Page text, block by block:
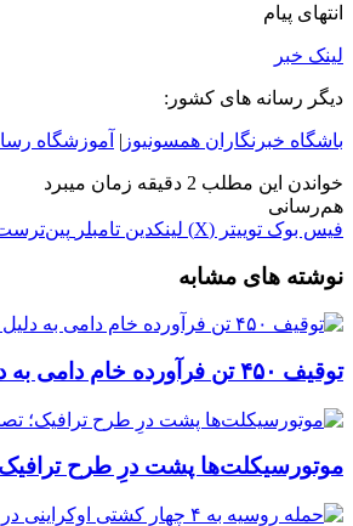
انتهای پیام
لینک خبر
دیگر رسانه های کشور:
باشگاه خبرنگاران همسونیوز | آموزشگاه
خواندن این مطلب 2 دقیقه زمان میبرد
هم‌رسانی
فیس بوک توییتر (X) لینکدین ‫تامبلر
نوشته های مشابه
توقیف ۴۵۰ تن فرآورده خام دامی به دلیل رعایت نکردن ضوابط بهداشتی
موتورسیکلت‌ها پشت درِ طرح ترافیک؛ تصمیمی که ۹